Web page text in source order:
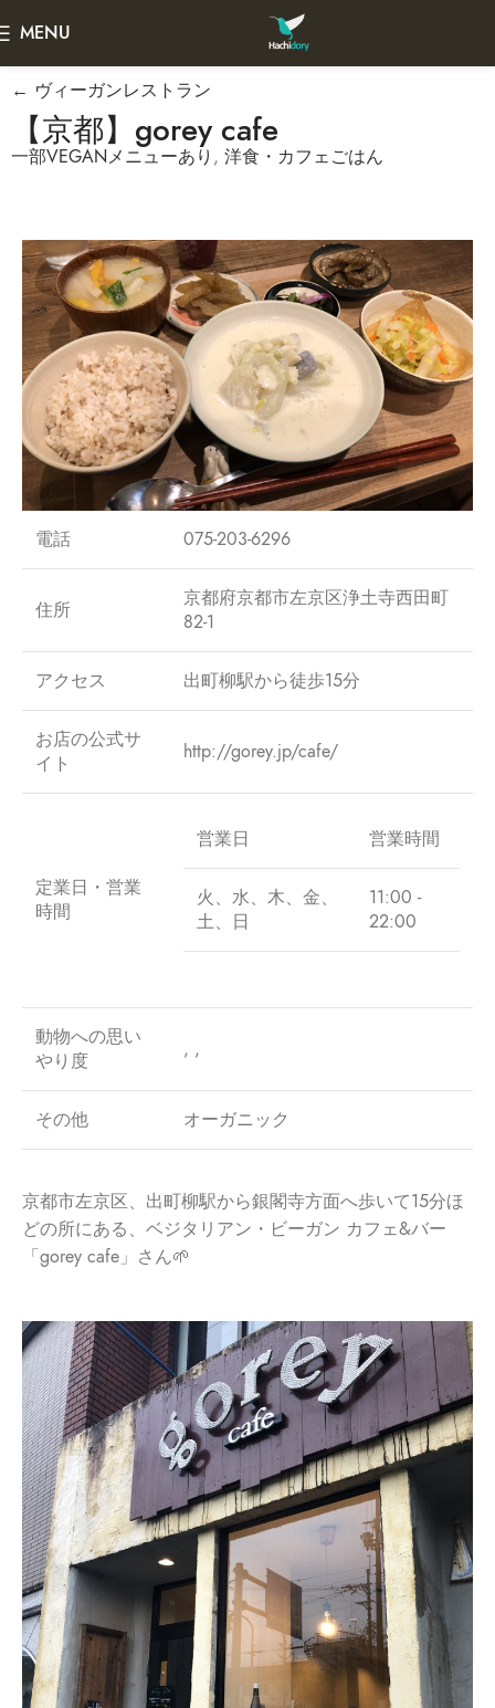
MENU
← ヴィーガンレストラン
【京都】gorey cafe
一部VEGANメニューあり , 洋食・カフェごはん
電話 075-203-6296
住所
京都府京都市左京区浄土寺西田町
82-1
アクセス 出町柳駅から徒歩15分
お店の公式サ
イト
http://gorey.jp/cafe/
定業日・営業
時間
営業日 営業時間
火、水、木、金、
土、日
11:00 -
22:00
動物への思い
やり度
, ,
その他 オーガニック
京都市左京区、出町柳駅から銀閣寺方面へ歩いて15分ほ
どの所にある、ベジタリアン・ビーガン カフェ&バー
「gorey cafe」さん🌱